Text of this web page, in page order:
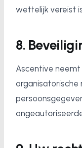
wettelijk vereist
8.
Ascentive